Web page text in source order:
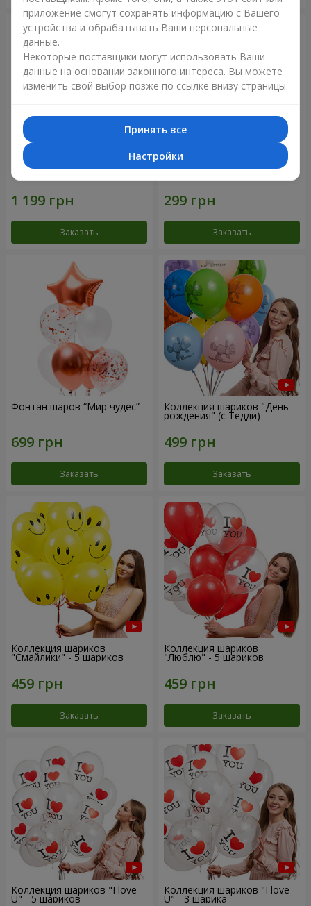
Фонтан шаров "Aloha"
Заказать
Коллекция шариков
3 шарика
Заказать
Фонтан шаров “Мир чудес”
Заказать
Коллекция шариков "День
рождения" (с Тедди)
Заказать
Коллекция шариков
"Смайлики" - 5 шариков
Заказать
Коллекция шариков
"Люблю" - 5 шариков
Заказать
Коллекция шариков "I love
U" - 5 шариков
Коллекция шариков "I love
U" - 3 шарика
приложение смогут сохранять информацию с Вашего
устройства и обрабатывать Ваши персональные
данные.
Некоторые поставщики могут использовать Ваши
данные на основании законного интереса. Вы можете
изменить свой выбор позже по ссылке внизу страницы.
Принять все
Настройки